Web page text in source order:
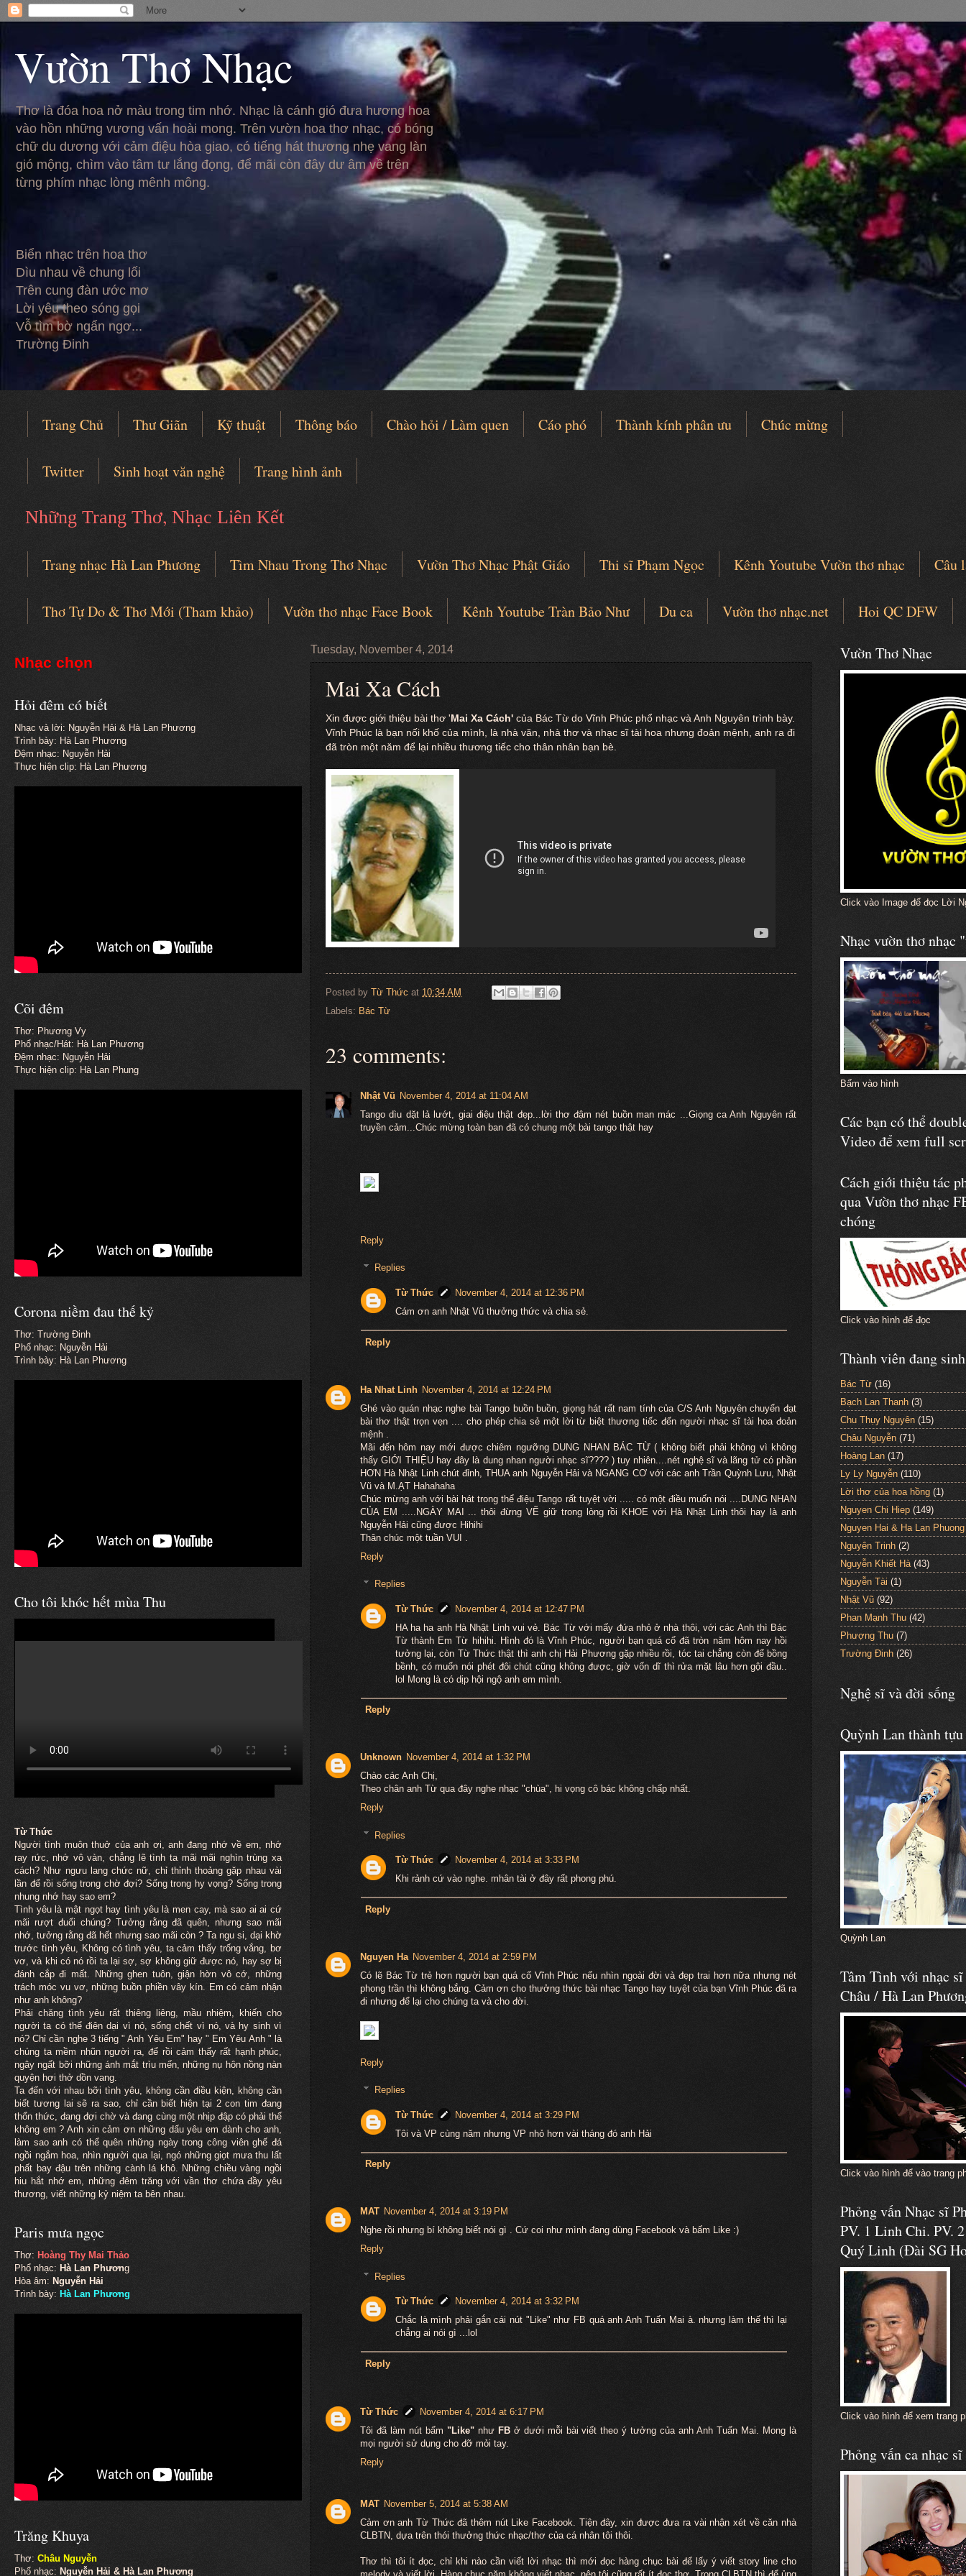
Vườn Thơ Nhạc
Thơ là đóa hoa nở màu trong tim nhớ. Nhạc là cánh gió đưa hương hoa
vào hồn những vương vấn hoài mong. Trên vườn hoa thơ nhạc, có bóng
chữ du dương với cảm điệu hòa giao, có tiếng hát thương nhẹ vang làn
gió mộng, chìm vào tâm tư lắng đọng, để mãi còn đây dư âm về trên
từng phím nhạc lòng mênh mông.
Biển nhạc trên hoa thơ
Dìu nhau về chung lối
Trên cung đàn ước mơ
Lời yêu theo sóng gọi
Vỗ tìm bờ ngẩn ngơ...
Trường Đinh
Trang Chủ Thư Giãn Kỹ thuật Thông báo Chào hỏi / Làm quen Cáo phó Thành kính phân ưu Chúc mừng
Twitter Sinh hoạt văn nghệ Trang hình ảnh
Những Trang Thơ, Nhạc Liên Kết
Trang nhạc Hà Lan Phương Tìm Nhau Trong Thơ Nhạc Vườn Thơ Nhạc Phật Giáo Thi sĩ Phạm Ngọc Kênh Youtube Vườn thơ nhạc
Câu
Thơ Tự Do & Thơ Mới (Tham khảo)
Vườn thơ nhạc Face Book Kênh Youtube Tràn Bảo Như Du ca Vườn thơ nhạc.net Hoi QC DFW
Tuesday, November 4, 2014
Mai Xa Cách
Xin được giới thiệu bài thơ ' Mai Xa Cách' của Bác Từ do Vĩnh Phúc phổ nhạc và Anh Nguyên trình bày.
Vĩnh Phúc là bạn nối khố của mình, là nhà văn, nhà thơ và nhạc sĩ tài hoa nhưng đoản mệnh, anh ra đi
đã tròn một năm để lại nhiều thương tiếc cho thân nhân bạn bè.
Posted by Từ Thức at 10:34 AM
Labels: Bác Từ
23 comments:
Nhật Vũ November 4, 2014 at 11:04 AM
Tango dìu dặt lả lướt, giai điệu thật đẹp...lời thơ đậm nét buồn man mác ...Giọng ca Anh Nguyên rất
truyền cảm...Chúc mừng toàn ban đã có chung một bài tango thật hay
Reply
Replies
Từ Thức
November 4, 2014 at 12:36 PM
Cám ơn anh Nhật Vũ thưởng thức và chia sẻ.
Reply
Ha Nhat Linh November 4, 2014 at 12:24 PM
Ghé vào quán nhạc nghe bài Tango buồn buồn, giọng hát rất nam tính của C/S Anh Nguyên chuyển đạt
bài thơ thật trọn vẹn .... cho phép chia sẻ một lời từ biệt thương tiếc đến người nhạc sĩ tài hoa đoản
mệnh .
Mãi đến hôm nay mới được chiêm ngưỡng DUNG NHAN BÁC TỪ ( không biết phải không vì không
thấy GIỚI THIỆU hay đây là dung nhan người nhạc sĩ???? ) tuy nhiên....nét nghệ sĩ và lãng tử có phần
HƠN Hà Nhật Linh chút đỉnh, THUA anh Nguyễn Hải và NGANG CƠ với các anh Trần Quỳnh Lưu, Nhật
Vũ và M.ẠT Hahahaha
Chúc mừng anh với bài hát trong thể điệu Tango rất tuyệt vời ..... có một điều muốn nói ....DUNG NHAN
CỦA EM .....NGÀY MAI ... thôi đừng VẼ giữ trong lòng rồi KHOE với Hà Nhật Linh thôi hay là anh
Nguyễn Hải cũng được Hihihi
Thân chúc một tuần VUI .
Reply
Replies
Từ Thức
November 4, 2014 at 12:47 PM
HA ha ha anh Hà Nhật Linh vui vẻ. Bác Từ với mấy đứa nhỏ ở nhà thôi, với các Anh thì Bác
Từ thành Em Từ hihihi. Hình đó là Vĩnh Phúc, người bạn quá cố đã tròn năm hôm nay hồi
tưởng lại, còn Từ Thức thật thì anh chị Hải Phương gặp nhiều rồi, tóc tai chẳng còn để bồng
bềnh, có muốn nói phét đôi chút cũng không được, giờ vốn dĩ thì rửa mặt lâu hơn gội đầu..
lol Mong là có dịp hội ngộ anh em mình.
Reply
Unknown November 4, 2014 at 1:32 PM
Chào các Anh Chị,
Theo chân anh Từ qua đây nghe nhạc "chùa", hi vọng cô bác không chấp nhất.
Reply
Replies
Từ Thức
November 4, 2014 at 3:33 PM
Khi rảnh cứ vào nghe. mhân tài ở đây rất phong phú.
Reply
Nguyen Ha November 4, 2014 at 2:59 PM
Có lẽ Bác Từ trẻ hơn người bạn quá cố Vĩnh Phúc nếu nhìn ngoài đời và đẹp trai hơn nữa nhưng nét
phong trần thì không bắng. Cảm ơn cho thưởng thức bài nhạc Tango hay tuyệt của bạn Vĩnh Phúc đã ra
đi nhưng để lại cho chúng ta và cho đời.
Reply
Replies
Từ Thức
November 4, 2014 at 3:29 PM
Tôi và VP cùng năm nhưng VP nhỏ hơn vài tháng đó anh Hải
Reply
MAT November 4, 2014 at 3:19 PM
Nghe rồi nhưng bí không biết nói gì . Cứ coi như mình đang dùng Facebook và bấm Like :)
Reply
Replies
Từ Thức
November 4, 2014 at 3:32 PM
Chắc là mình phải gắn cái nút "Like" như FB quá anh Anh Tuấn Mai à. nhưng làm thế thì lại
chẳng ai nói gì ...lol
Reply
Từ Thức
November 4, 2014 at 6:17 PM
Tôi đã làm nút bấm "Like"như FBở dưới mỗi bài viết theo ý tưởng của anh Anh Tuấn Mai. Mong là
mọi người sử dụng cho đỡ mỏi tay.
Reply
MAT November 5, 2014 at 5:38 AM
Cảm ơn anh Từ Thức đã thêm nút Like Facebook. Tiện đây, xin được đưa ra vài nhận xét về căn nhà
CLBTN, dựa trên thói thưởng thức nhạc/thơ của cá nhân tôi thôi.
Thơ thì tôi ít đọc, chỉ khi nào cần viết lời nhạc thì mới đọc hàng chục bài để lấy ý viết story line cho
Nhạc chọn
Hỏi đêm có biết
Nhạc và lời: Nguyễn Hải & Hà Lan Phương
Trình bày: Hà Lan Phương
Đệm nhạc: Nguyễn Hải
Thực hiện clip: Hà Lan Phương
Cõi đêm
Thơ: Phương Vy
Phổ nhạc/Hát: Hà Lan Phương
Đệm nhạc: Nguyễn Hải
Thực hiện clip: Hà Lan Phung
Corona niềm đau thế kỷ
Thơ: Trường Đinh
Phổ nhạc: Nguyễn Hải
Trình bày: Hà Lan Phương
Cho tôi khóc hết mùa Thu
Từ Thức
Người tình muônthuở của anh ơi, anh đang nhớ về em, nhớ
ray rức, nhớ vô vàn, chẳng lẽ tình ta mãi mãi nghìn trùng xa
cách? Như ngưu lang chức nữ, chỉ thỉnh thoảng gặp nhau vài
lần để rồi sống trong chờ đợi? Sống trong hy vọng? Sống trong
nhung nhớ hay sao em?
Tình yêu là mật ngọt hay tình yêu là men cay, mà sao ai ai cứ
mãi rượt đuổi chúng? Tưởng rằng đã quên, nhưng sao mãi
nhớ, tưởng rằng đã hết nhưng sao mãi còn ? Ta ngu si, dại khờ
trước tình yêu, Không có tình yêu, ta cảm thấy trống vắng, bơ
vơ, và khi có nó rồi ta lại sợ, sợ không giữ được nó, hay sợ bị
đánh cắp đi mất. Những ghen tuôn, giận hờn vô cớ, những
trách móc vu vơ, những buồn phiền vây kín. Em có cảm nhận
như anh không?
Phải chăng tình yêu rất thiêng liêng, mầu nhiệm, khiến cho
người ta có thể điên dại vì nó, sống chết vì nó, và hy sinh vì
nó? Chỉ cần nghe 3 tiếng " Anh Yêu Em" hay " Em Yêu Anh " là
chúng ta mềm nhũn người ra, để rồi cảm thấy rất hạnh phúc,
ngây ngất bỡi những ánh mắt trìu mến, những nụ hôn nồng nàn
quyện hơi thở dồn vang.
Ta đến với nhau bỡi tình yêu, không cần điều kiện, không cần
biết tương lai sẽ ra sao, chỉ cần biết hiện tại 2 con tim đang
thổn thức, đang đợi chờ và đang cùng một nhịp đập có phải thế
không em ? Anh xin cảm ơn những dấu yêu em dành cho anh,
làm sao anh có thể quên những ngày trong công viên ghế đá
ngồi ngắm hoa, nhìn người qua lại, ngó những giọt mưa thu lất
phất bay đậu trên những cành lá khô. Những chiều vàng ngồi
hiu hắt nhớ em, những đêm trăng với vần thơ chứa đầy yêu
thương, viết những kỷ niệm ta bên nhau.
Paris mưa ngọc
Thơ: Hoàng Thy Mai Thảo
Phổ nhạc: Hà Lan Phương
Hòa âm: Nguyễn Hải
Trình bày: Hà Lan Phương
Trăng Khuya
Thơ: Châu Nguyễn
Phổ nhạc: Nguyễn Hải & Hà Lan Phương
Vườn Thơ Nhạc
Click vào Image để đọc Lời
Nhạc vườn thơ nhạc
Bấm vào hình
Các bạn có thể
Video để xem full
Cách giới thiệu tác
qua Vườn thơ nhạc
chóng
Click vào hình để đọc
Thành viên đang
Bác Từ (16)
Bạch Lan Thanh (3)
Chu Thụy Nguyên (15)
Châu Nguyễn (71)
Hoàng Lan (17)
Ly Ly Nguyễn (110)
Lời thơ của hoa hồng (1)
Nguyen Chi Hiep (149)
Nguyen Hai & Ha Lan Phuong
Nguyên Trinh (2)
Nguyễn Khiết Hà (43)
Nguyễn Tài (1)
Nhật Vũ (92)
Phan Mạnh Thu (42)
Phượng Thu (7)
Trường Đinh (26)
Nghệ sĩ và đời sống
Quỳnh Lan thành
Quỳnh Lan
Tâm Tình với nhạc
Châu / Hà Lan
Click vào hình để vào trang
Phỏng vấn Nhạc sĩ
PV. 1 Linh Chi. PV.
Quý Linh (Đài SG
Click vào hình để xem trang
Phỏng vấn ca nhạc